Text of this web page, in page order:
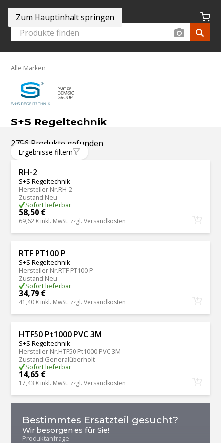
Zum Hauptinhalt springen
Alle Marken
S+S Regeltechnik
2756 Produkte gefunden
Ergebnisse filtern
RH-2
S+S Regeltechnik
Hersteller Nr.RH-2
Zustand:Neu
Sofort lieferbar
58,50 €
69,62 € inkl. MwSt. zzgl.Versandkosten
RTF PT100 P
S+S Regeltechnik
Hersteller Nr.RTF PT100 P
Zustand:Neu
Sofort lieferbar
34,79 €
41,40 € inkl. MwSt. zzgl.Versandkosten
HTF50 Pt1000 PVC 3M
S+S Regeltechnik
Hersteller Nr.HTF50 Pt1000 PVC 3M
Zustand:Generalüberholt
Sofort lieferbar
14,65 €
17,43 € inkl. MwSt. zzgl.Versandkosten
Bestimmtes Ersatzteil gesucht?
Wir besorgen es für Sie!
Produktanfrage